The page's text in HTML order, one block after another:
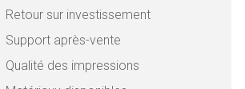
Retour sur investissement
Support après-vente
Qualité des impressions